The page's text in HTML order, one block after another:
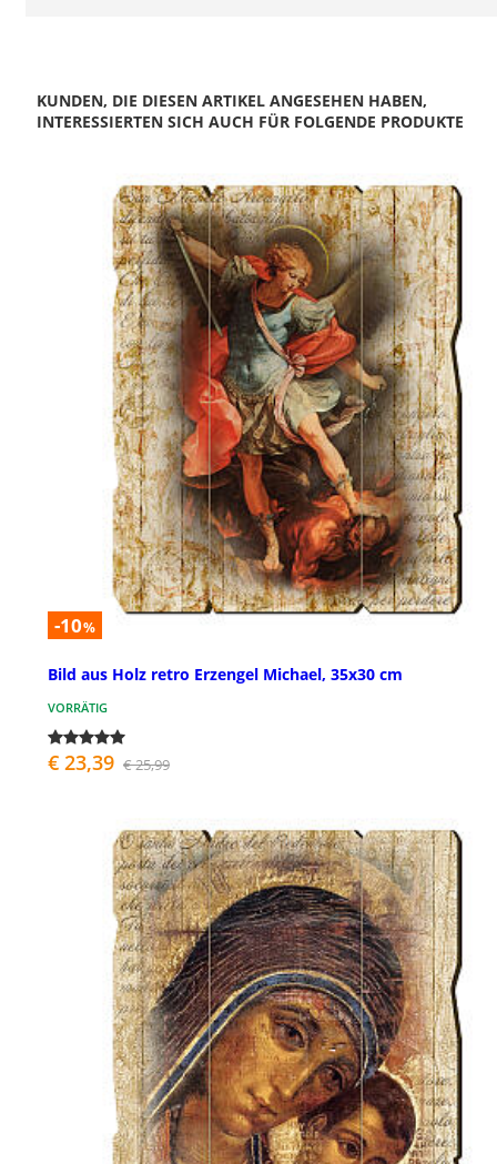
KUNDEN, DIE DIESEN ARTIKEL ANGESEHEN HABEN,
INTERESSIERTEN SICH AUCH FÜR FOLGENDE PRODUKTE
-10%
Bild aus Holz retro Erzengel Michael, 35x30 cm
VORRÄTIG
€ 23,39 € 25,99